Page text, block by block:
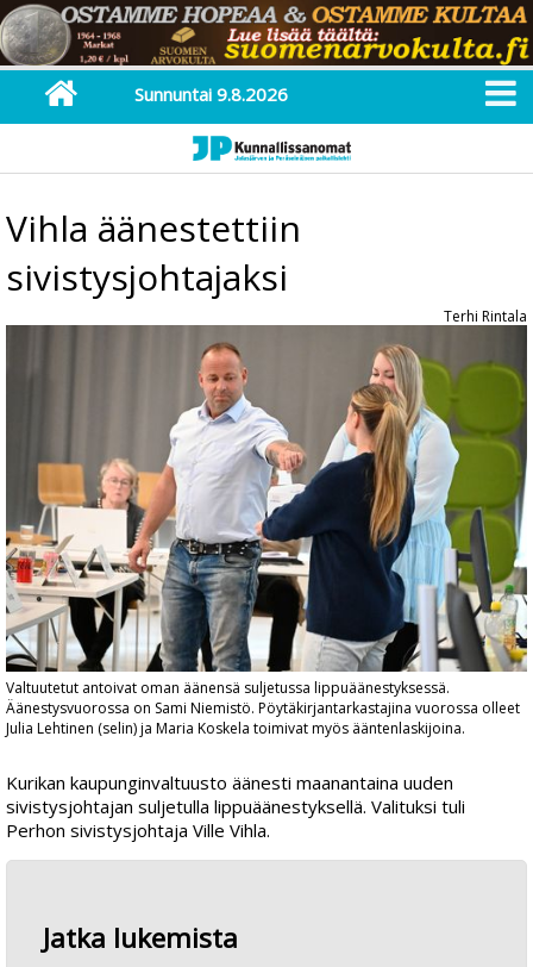
Sunnuntai 9.8.2026
Vihla äänestettiin
sivistysjohtajaksi
Valtuutetut antoivat oman äänensä suljetussa lippuäänestyksessä.
Äänestysvuorossa on Sami Niemistö. Pöytäkirjantarkastajina vuorossa olleet
Julia Lehtinen (selin) ja Maria Koskela toimivat myös ääntenlaskijoina.
Terhi Rintala
Kurikan kaupunginvaltuusto äänesti maanantaina uuden
sivistysjohtajan suljetulla lippuäänestyksellä. Valituksi tuli
Perhon sivistysjohtaja Ville Vihla.
Jatka lukemista